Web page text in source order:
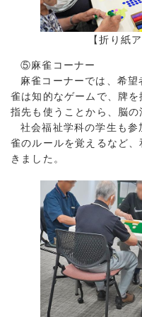
【折り紙
⑤麻雀コーナー
麻雀コーナーでは、希
雀は知的なゲームで、牌
指先も使うことから、脳の
社会福祉学科の学生も
雀のルールを覚えるなど
きました。